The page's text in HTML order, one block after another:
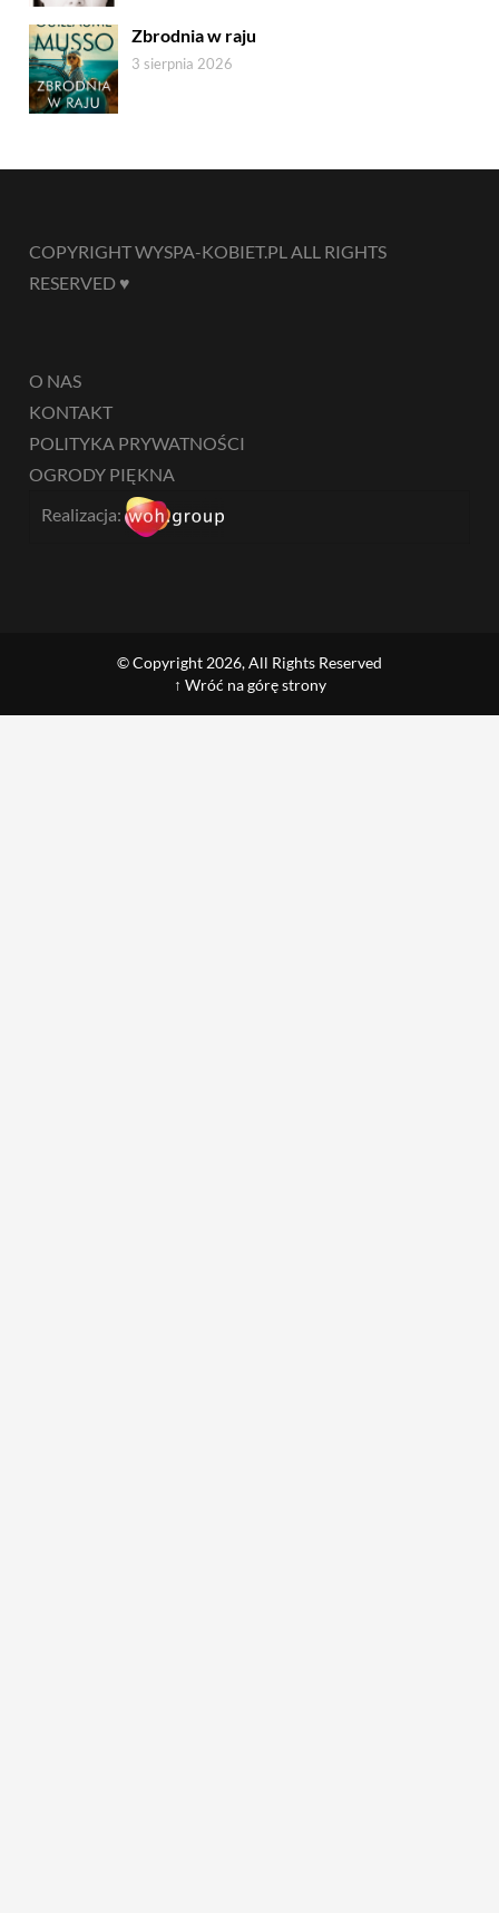
Zbrodnia w raju
3 sierpnia 2026
COPYRIGHT WYSPA-KOBIET.PL ALL RIGHTS
RESERVED ♥
O NAS
KONTAKT
POLITYKA PRYWATNOŚCI
OGRODY PIĘKNA
Realizacja:
© Copyright 2026, All Rights Reserved
↑ Wróć na górę strony